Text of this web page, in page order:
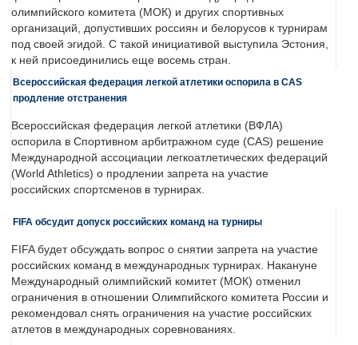
олимпийского комитета (МОК) и других спортивных
организаций, допустивших россиян и белорусов к турнирам
под своей эгидой. С такой инициативой выступила Эстония,
к ней присоединились еще восемь стран.
Всероссийская федерация легкой атлетики оспорила в CAS
продление отстранения
Всероссийская федерация легкой атлетики (ВФЛА)
оспорила в Спортивном арбитражном суде (CAS) решение
Международной ассоциации легкоатлетических федераций
(World Athletics) о продлении запрета на участие
российских спортсменов в турнирах.
FIFA обсудит допуск российских команд на турниры
FIFA будет обсуждать вопрос о снятии запрета на участие
российских команд в международных турнирах. Накануне
Международный олимпийский комитет (МОК) отменил
ограничения в отношении Олимпийского комитета России и
рекомендовал снять ограничения на участие российских
атлетов в международных соревнованиях.